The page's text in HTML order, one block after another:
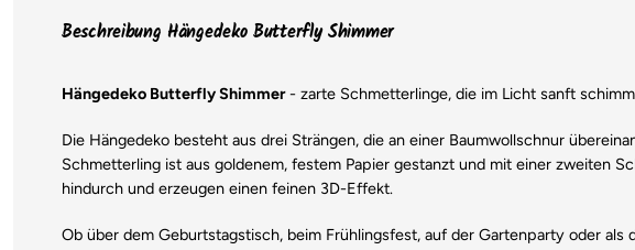
Beschreibung Hängedeko Butterfly Shimmer
Hängedeko Butterfly Shimmer- zarte Schmetterlinge, die im Licht sanft
Die Hängedeko besteht aus drei Strängen, die an einer Baumwollschnur
Schmetterling ist aus goldenem, festem Papier gestanzt und mit einer zweiten
hindurch und erzeugen einen feinen 3D-Effekt.
Ob über dem Geburtstagstisch, beim Frühlingsfest, auf der Gartenparty oder